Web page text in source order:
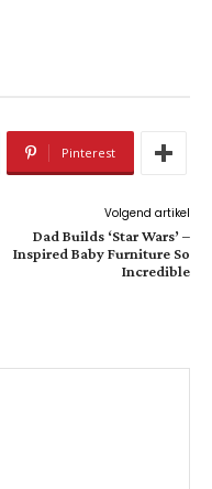
Pinterest
Volgend artikel
Dad Builds ‘Star Wars’ –
Inspired Baby Furniture So
Incredible